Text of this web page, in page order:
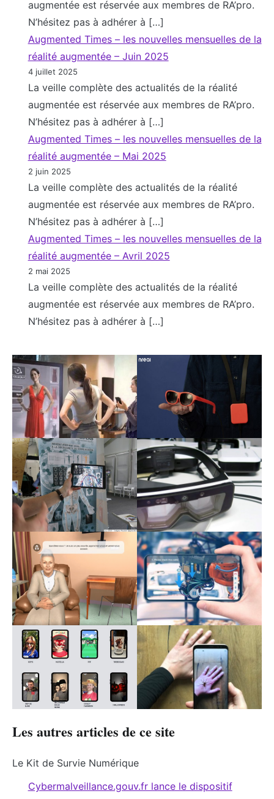
augmentée est réservée aux membres de RA’pro.
N’hésitez pas à adhérer à […]
Augmented Times – les nouvelles mensuelles de la
réalité augmentée – Juin 2025
4 juillet 2025
La veille complète des actualités de la réalité
augmentée est réservée aux membres de RA’pro.
N’hésitez pas à adhérer à […]
Augmented Times – les nouvelles mensuelles de la
réalité augmentée – Mai 2025
2 juin 2025
La veille complète des actualités de la réalité
augmentée est réservée aux membres de RA’pro.
N’hésitez pas à adhérer à […]
Augmented Times – les nouvelles mensuelles de la
réalité augmentée – Avril 2025
2 mai 2025
La veille complète des actualités de la réalité
augmentée est réservée aux membres de RA’pro.
N’hésitez pas à adhérer à […]
Les autres articles de ce site
Le Kit de Survie Numérique
Cybermalveillance.gouv.fr lance le dispositif